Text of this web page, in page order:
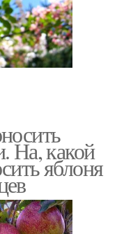
На, какой
яблоня